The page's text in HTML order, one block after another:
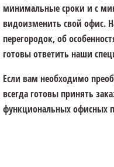
минимальные сроки и с
видоизменить свой офис.
перегородок, об
готовы ответить наши
Если вам необходимо
всегда готовы принять
функциональных офисных